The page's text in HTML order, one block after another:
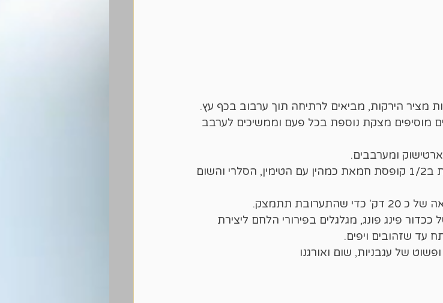
מוסיפים מצקת נוספת בכל פעם וממשיכים לערבב
במקביל מטגנים את הפטריות הקצוצות ב1/2 קופסת חמאת כמהין עם הטימין, הסלרי והשום
תתמצק.
ככדור פינג פונג, מגלגלים בפירורי הלחם ליצירת
עד שזהובים ויפים.